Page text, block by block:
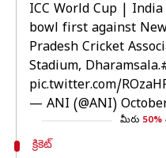
ICC World Cup |
bowl first against
Pradesh Cricket
Stadium, Dharamsala.
pic.twitter.com/
— ANI (@ANI)
మీరు 50%
క్రికెట్